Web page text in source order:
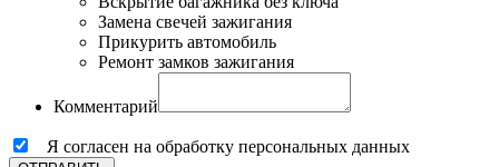
Замена свечей зажигания
Прикурить автомобиль
Ремонт замков зажигания
Комментарий
Я согласен на обработку персональных данных